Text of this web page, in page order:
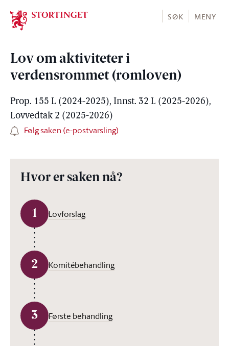
Stortinget.no
SØK MENY
Lov om aktiviteter i
verdensrommet (romloven)
Prop. 155 L (2024-2025), Innst. 32 L (2025-2026),
Lovvedtak 2 (2025-2026)
Følg saken (e-postvarsling)
Hvor er saken nå?
1 Lovforslag
2 Komitébehandling
3 Første behandling